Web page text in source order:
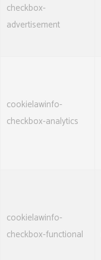
checkbox-
advertisement
cookielawinfo-
checkbox-analytics
cookielawinfo-
checkbox-functional